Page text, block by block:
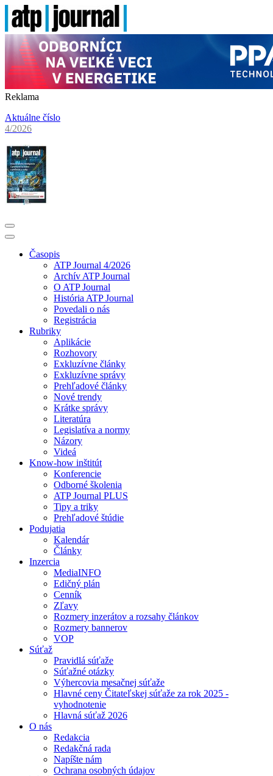
Reklama
Aktuálne číslo
4/2026
Časopis
ATP Journal 4/2026
Archív ATP Journal
O ATP Journal
História ATP Journal
Povedali o nás
Registrácia
Rubriky
Aplikácie
Rozhovory
Exkluzívne články
Exkluzívne správy
Prehľadové články
Nové trendy
Krátke správy
Literatúra
Legislatíva a normy
Názory
Videá
Know-how inštitút
Konferencie
Odborné školenia
ATP Journal PLUS
Tipy a triky
Prehľadové štúdie
Podujatia
Kalendár
Články
Inzercia
MediaINFO
Edičný plán
Cenník
Zľavy
Rozmery inzerátov a rozsahy článkov
Rozmery bannerov
VOP
Súťaž
Pravidlá súťaže
Súťažné otázky
Výhercovia mesačnej súťaže
Hlavné ceny Čitateľskej súťaže za rok 2025 -
vyhodnotenie
Hlavná súťaž 2026
O nás
Redakcia
Redakčná rada
Napíšte nám
Ochrana osobných údajov